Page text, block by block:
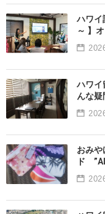
ハワイ
～ 】
ハワ
んな
おみ
ド